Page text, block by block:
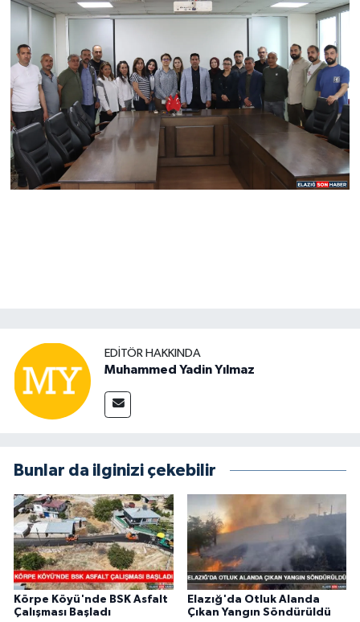
EDITÖR HAKKINDA
Muhammed Yadin Yılmaz
Bunlar da ilginizi çekebilir
Körpe Köyü'nde BSK Asfalt
Çalışması Başladı
Elazığ'da Otluk Alanda
Çıkan Yangın Söndürüldü